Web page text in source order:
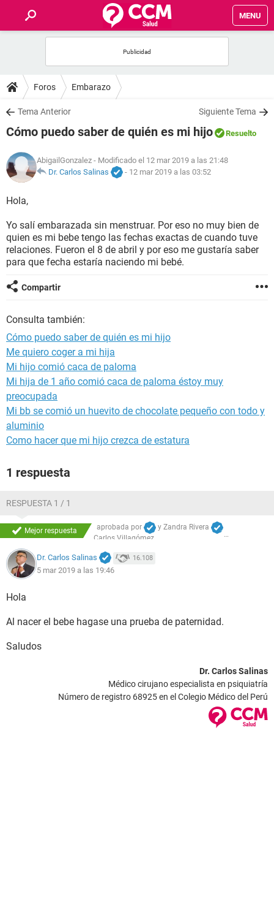
MENU
FOROS
SALUD
NUTRICIÓN
BIENESTAR
SEXUALIDAD
GLOSARIO
Foros Embarazo
Tema Anterior Siguiente Tema
Cómo puedo saber de quién es mi hijo Resuelto
AbigailGonzalez - Modificado el 12 mar 2019 a las 21:48
Dr. Carlos Salinas
- 12 mar 2019 a las 03:52
Hola,
Yo salí embarazada sin menstruar. Por eso no muy bien de
quien es mi bebe tengo las fechas exactas de cuando tuve
relaciones. Fueron el 8 de abril y por eso me gustaría saber
para que fecha estaría naciendo mi bebé.
Compartir
Consulta también:
Cómo puedo saber de quién es mi hijo
Me quiero coger a mi hija
Mi hijo comió caca de paloma
Mi hija de 1 año comió caca de paloma éstoy muy
preocupada
Mi bb se comió un huevito de chocolate pequeño con todo y
aluminio
Como hacer que mi hijo crezca de estatura
1 respuesta
RESPUESTA 1 / 1
Mejor respuesta
aprobada por
Carlos Villagómez
y Zandra Rivera
Dr. Carlos Salinas 16.108
5 mar 2019 a las 19:46
Hola
Al nacer el bebe hagase una prueba de paternidad.
Saludos
Dr. Carlos Salinas
Médico cirujano especialista en psiquiatría
Número de registro 68925 en el Colegio Médico del Perú